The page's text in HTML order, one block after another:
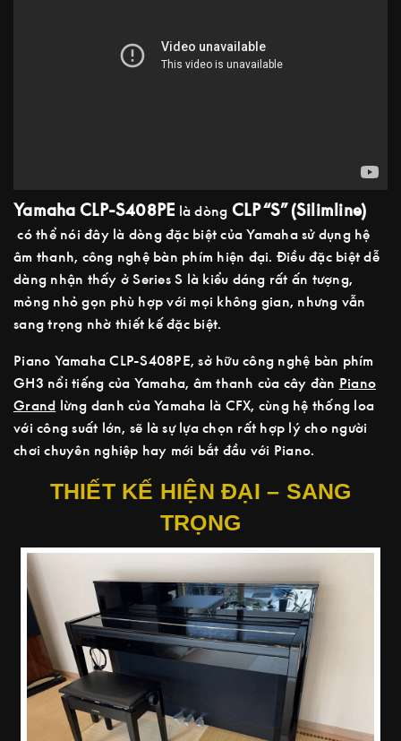
Yamaha CLP-S408PE là dòng CLP “S” (Silimline)
có thể nói đây là dòng đặc biệt của Yamaha sử dụng hệ
âm thanh, công nghệ bàn phím hiện đại. Điều đặc biệt dễ
dàng nhận thấy ở Series S là kiểu dáng rất ấn tượng,
mỏng nhỏ gọn phù hợp với mọi không gian, nhưng vẫn
sang trọng nhờ thiết kế đặc biệt.
Piano Yamaha CLP-S408PE, sở hữu công nghệ bàn phím
GH3 nổi tiếng của Yamaha, âm thanh của cây đàn Piano
Grand lừng danh của Yamaha là CFX, cùng hệ thống loa
với công suất lớn, sẽ là sự lựa chọn rất hợp lý cho người
chơi chuyên nghiệp hay mới bắt đầu với Piano.
THIẾT KẾ HIỆN ĐẠI – SANG
TRỌNG